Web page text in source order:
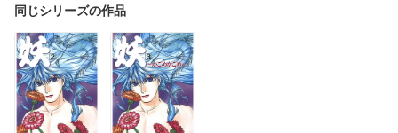
同じシリーズの作品